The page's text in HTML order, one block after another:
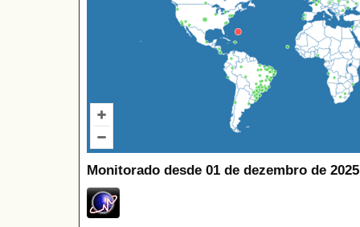
Monitorado desde 01 de dezembro de